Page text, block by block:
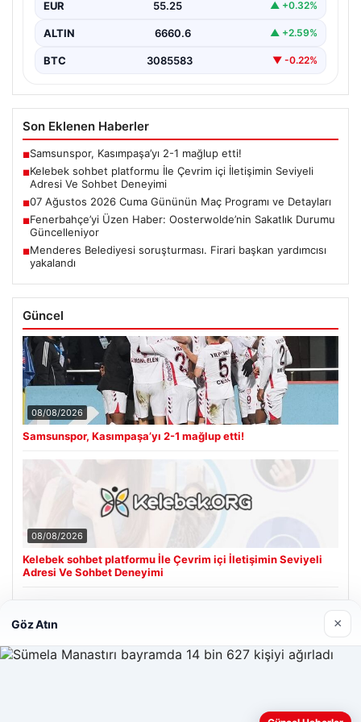
EUR 55.25 ▲ +0.32%
ALTIN 6660.6 ▲ +2.59%
BTC 3085583 ▼ -0.22%
Son Eklenen Haberler
■Samsunspor, Kasımpaşa’yı 2-1 mağlup etti!
■Kelebek sohbet platformu İle Çevrim içi İletişimin Seviyeli
Adresi Ve Sohbet Deneyimi
■07 Ağustos 2026 Cuma Gününün Maç Programı ve Detayları
■Fenerbahçe’yi Üzen Haber: Oosterwolde’nin Sakatlık Durumu
Güncelleniyor
■Menderes Belediyesi soruşturması. Firari başkan yardımcısı
yakalandı
Güncel
08/08/2026
Samsunspor, Kasımpaşa’yı 2-1 mağlup etti!
08/08/2026
Kelebek sohbet platformu İle Çevrim içi İletişimin Seviyeli
Adresi Ve Sohbet Deneyimi
Web sitemizi nasıl kullandığınızı daha iyi anlayabilmek,
Göz Atın ×